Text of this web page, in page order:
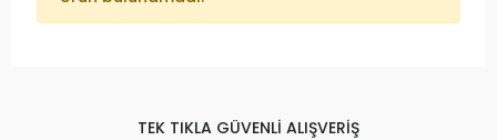
TEK TIKLA GÜVENLİ ALIŞVERİŞ